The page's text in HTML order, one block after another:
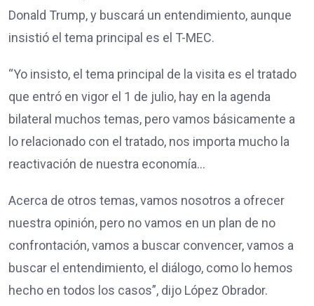
Donald Trump, y buscará un entendimiento, aunque
insistió el tema principal es el T-MEC.
“Yo insisto, el tema principal de la visita es el tratado
que entró en vigor el 1 de julio, hay en la agenda
bilateral muchos temas, pero vamos básicamente a
lo relacionado con el tratado, nos importa mucho la
reactivación de nuestra economía…
Acerca de otros temas, vamos nosotros a ofrecer
nuestra opinión, pero no vamos en un plan de no
confrontación, vamos a buscar convencer, vamos a
buscar el entendimiento, el diálogo, como lo hemos
hecho en todos los casos”, dijo López Obrador.